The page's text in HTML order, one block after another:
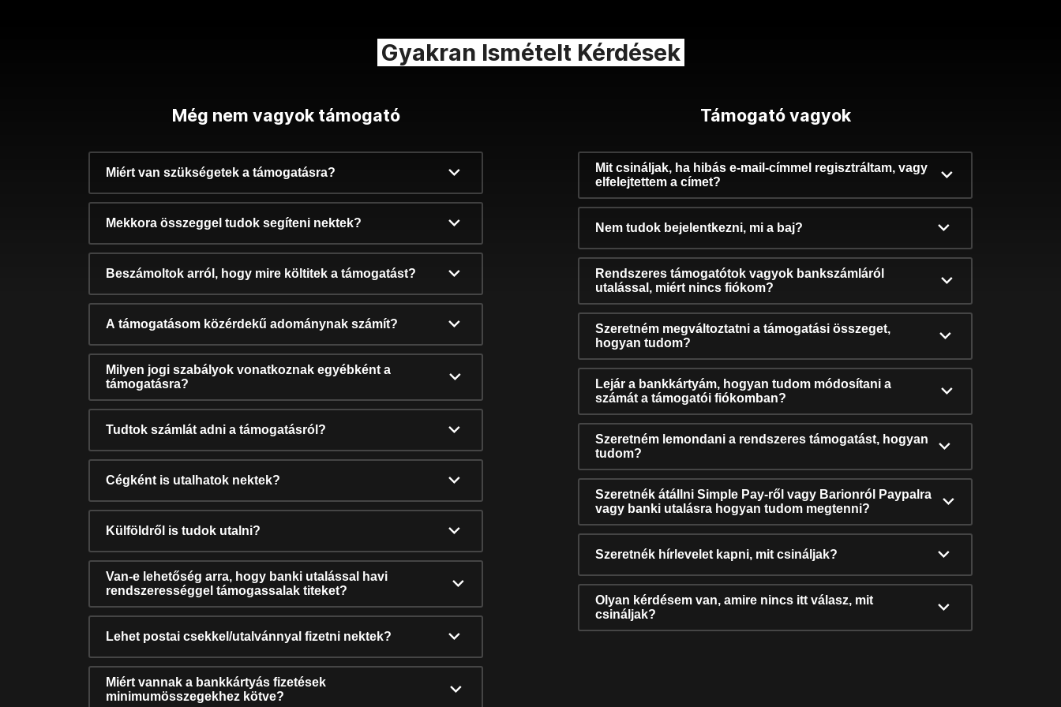
Gyakran Ismételt Kérdések
Még nem vagyok támogató
Miért van szükségetek a támogatásra?
Mekkora összeggel tudok segíteni nektek?
Beszámoltok arról, hogy mire költitek a támogatást?
A támogatásom közérdekű adománynak számít?
Milyen jogi szabályok vonatkoznak egyébként a
támogatásra?
Tudtok számlát adni a támogatásról?
Cégként is utalhatok nektek?
Külföldről is tudok utalni?
Van-e lehetőség arra, hogy banki utalással havi
rendszerességgel támogassalak titeket?
Lehet postai csekkel/utalvánnyal fizetni nektek?
Miért vannak a bankkártyás fizetések
minimumösszegekhez kötve?
Támogató vagyok
Mit csináljak, ha hibás e-mail-címmel regisztráltam, vagy
elfelejtettem a címet?
Nem tudok bejelentkezni, mi a baj?
Rendszeres támogatótok vagyok bankszámláról
utalással, miért nincs fiókom?
Szeretném megváltoztatni a támogatási összeget,
hogyan tudom?
Lejár a bankkártyám, hogyan tudom módosítani a
számát a támogatói fiókomban?
Szeretném lemondani a rendszeres támogatást, hogyan
tudom?
Szeretnék átállni Simple Pay-ről vagy Barionról Paypalra
vagy banki utalásra hogyan tudom megtenni?
Szeretnék hírlevelet kapni, mit csináljak?
Olyan kérdésem van, amire nincs itt válasz, mit
csináljak?